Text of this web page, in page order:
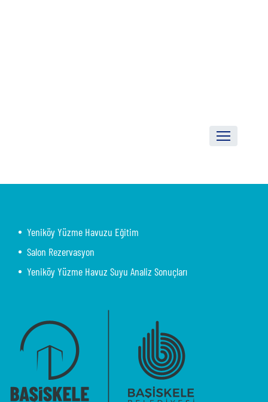
Yeniköy Yüzme Havuzu Eğitim
Salon Rezervasyon
Yeniköy Yüzme Havuz Suyu Analiz Sonuçları